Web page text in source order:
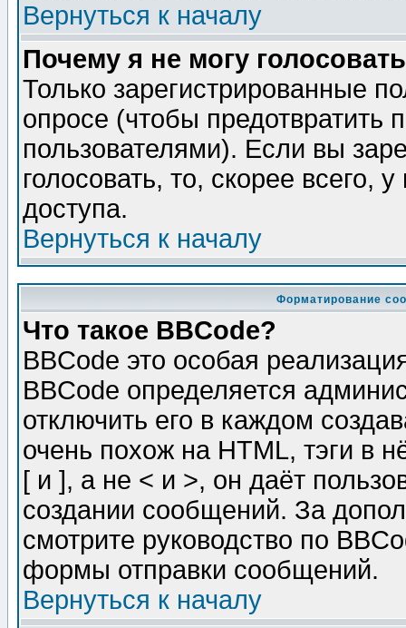
Вернуться к началу
Почему я не могу
Только зарегистрированные
опросе (чтобы предотвратить
пользователями). Если вы
голосовать, то, скорее всего,
доступа.
Вернуться к началу
Форматирование
Что такое BBCode?
BBCode это особая
BBCode определяется
отключить его в каждом
очень похож на HTML, тэги в
[ и ], а не < и >, он даёт
создании сообщений. За
смотрите руководство по
формы отправки сообщений.
Вернуться к началу